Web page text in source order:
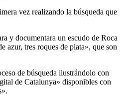
vez realizando la búsqueda que
y documentara un escudo de Roca
azur, tres roques de plata», que son
de búsqueda ilustrándolo con
de Catalunya» disponibles con
».